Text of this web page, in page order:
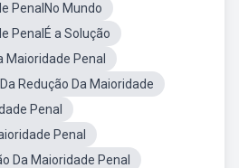
PenalNo Mundo
PenalÉ a Solução
Maioridade Penal
Redução Da Maioridade
Penal
Penal
Da Maioridade Penal